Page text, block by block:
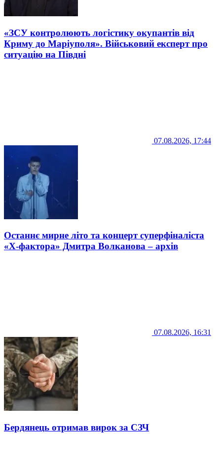
«ЗСУ контролюють логістику окупантів від
Криму до Маріуполя». Військовий експерт про
ситуацію на Півдні
07.08.2026, 17:44
Останнє мирне літо та концерт суперфіналіста
«Х-фактора» Дмитра Волканова – архів
07.08.2026, 16:31
Бердянець отримав вирок за СЗЧ